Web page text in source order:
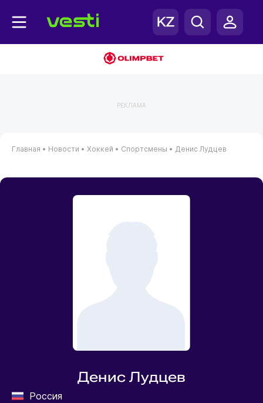
РЕКЛАМА
Главная • Новости • Хоккей • Спортсмены • Денис Лудцев
Денис Лудцев
Россия